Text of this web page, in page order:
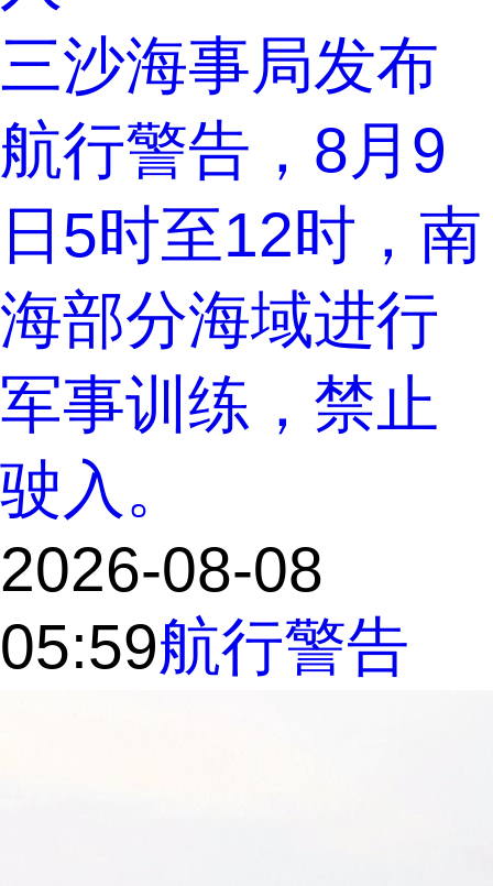
三沙海事局发布
航行警告，8月9
日5时至12时，南
海部分海域进行
军事训练，禁止
驶入。
2026-08-08
05:59航行警告